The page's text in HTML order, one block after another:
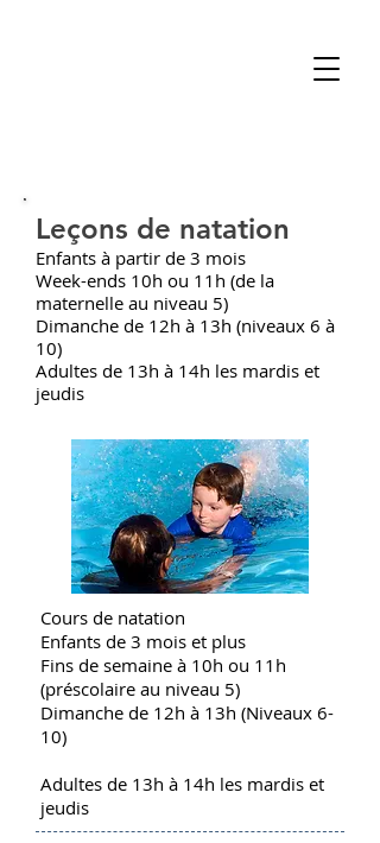
Leçons de natation
Enfants à partir de 3 mois
Week-ends 10h ou 11h (de la
maternelle au niveau 5)
Dimanche de 12h à 13h (niveaux 6 à
10)
Adultes de 13h à 14h les mardis et
jeudis
Cours de natation
Enfants de 3 mois et plus
Fins de semaine à 10h ou 11h
(préscolaire au niveau 5)
Dimanche de 12h à 13h (Niveaux 6-
10)
Adultes de 13h à 14h les mardis et
jeudis